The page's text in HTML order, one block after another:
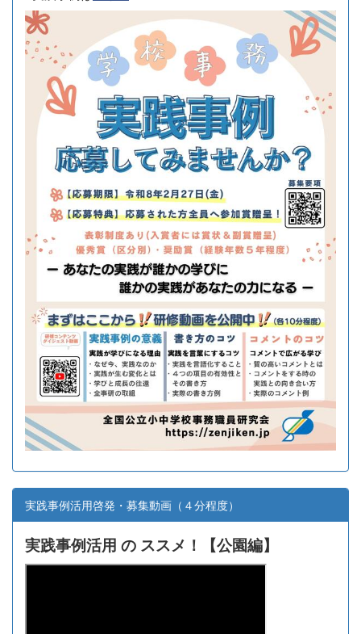
実践事例活用啓発・募集動画（４分程度）
実践事例活用 の ススメ！【公園編】